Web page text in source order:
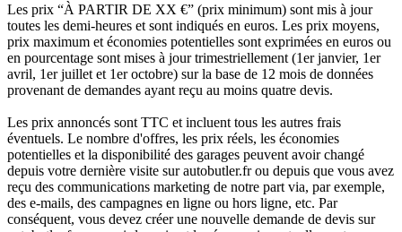
Les prix “À PARTIR DE XX €” (prix minimum) sont mis à jour
toutes les demi-heures et sont indiqués en euros. Les prix moyens,
prix maximum et économies potentielles sont exprimées en euros ou
en pourcentage sont mises à jour trimestriellement (1er janvier, 1er
avril, 1er juillet et 1er octobre) sur la base de 12 mois de données
provenant de demandes ayant reçu au moins quatre devis.
Les prix annoncés sont TTC et incluent tous les autres frais
éventuels. Le nombre d'offres, les prix réels, les économies
potentielles et la disponibilité des garages peuvent avoir changé
depuis votre dernière visite sur autobutler.fr ou depuis que vous avez
reçu des communications marketing de notre part via, par exemple,
des e-mails, des campagnes en ligne ou hors ligne, etc. Par
conséquent, vous devez créer une nouvelle demande de devis sur